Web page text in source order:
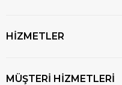
HİZMETLER
MÜŞTERİ HİZMETLERİ